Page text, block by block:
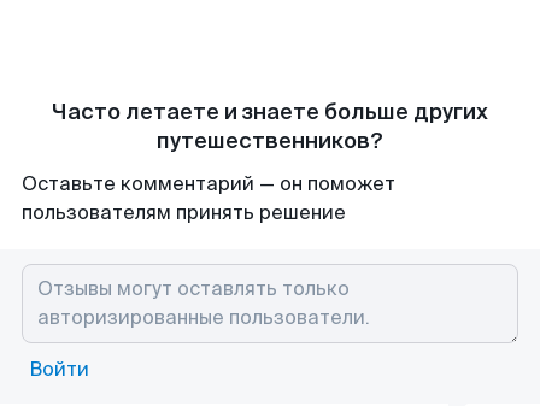
Часто летаете и знаете больше других
путешественников?
Оставьте комментарий — он поможет
пользователям принять решение
Войти